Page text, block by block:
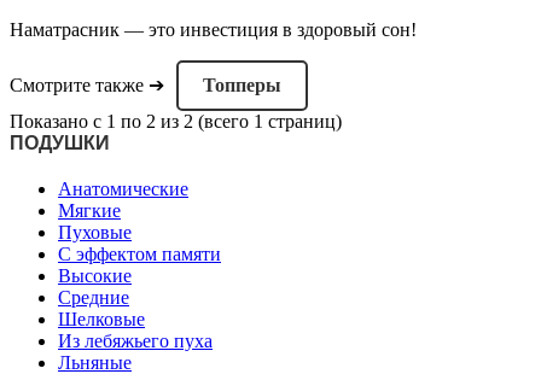
Наматрасник — это инвестиция в здоровый сон!
Смотрите также ➔
Топперы
Показано с 1 по 2 из 2 (всего 1 страниц)
ПОДУШКИ
Анатомические
Мягкие
Пуховые
С эффектом памяти
Высокие
Средние
Шелковые
Из лебяжьего пуха
Льняные